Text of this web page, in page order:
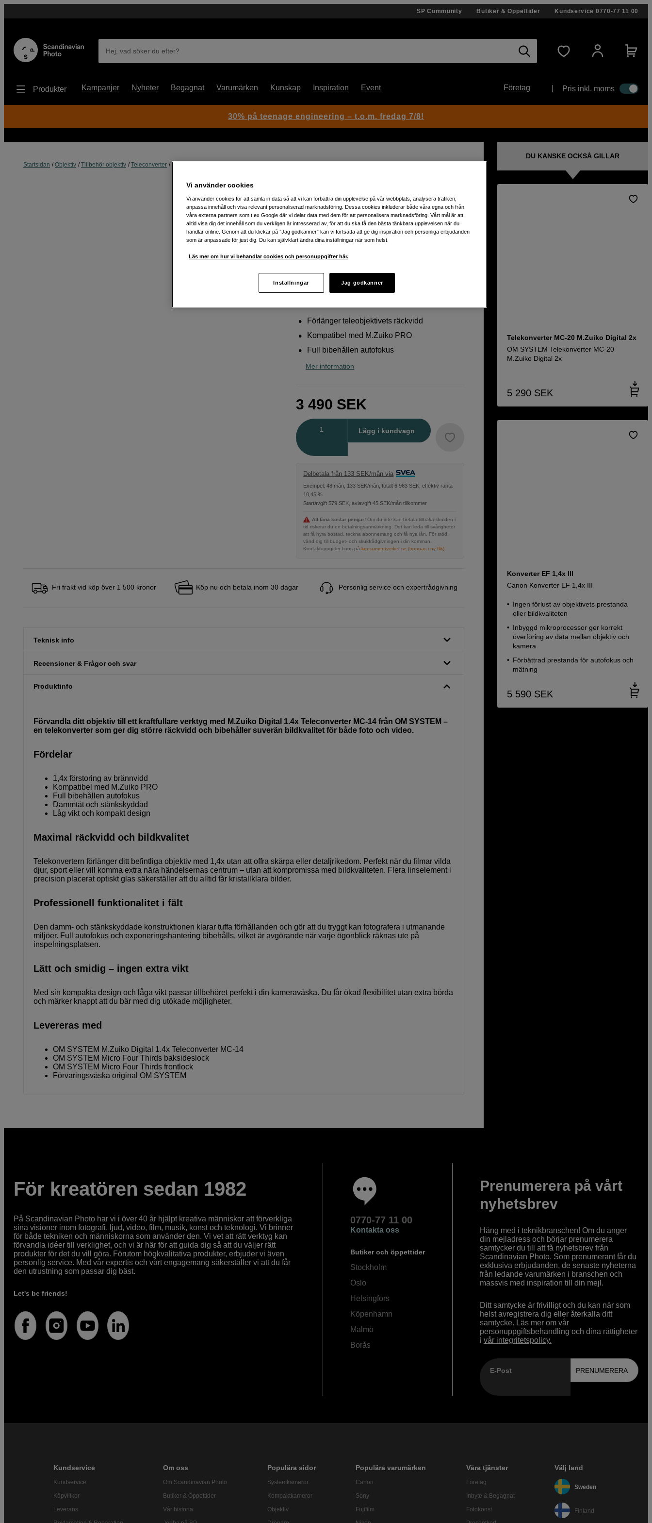
SP Community Butiker & Öppettider Kundservice 0770-77 11 00
Hej, vad söker du efter?
Produkter Kampanjer Nyheter Begagnat Varumärken Kunskap Inspiration Event Företag Pris inkl. moms
Startsidan Objektiv Tillbehör objektiv Teleconverter
Artikelnummer: 1103636
OM SYSTEM M.Zuiko Digital 1.4x Teleconverter MC-
Smidig Telekonverter till M.Zuiko
PRO
Butikslager: Visa butik
Förlänger teleobjektivets räckvidd
Kompatibel med M.Zuiko PRO
Full bibehållen autofokus
Mer information
3 490 SEK
Lägg i kundvagn
Delbetala från 133 SEK/mån via
Exempel: 48 mån, 133 SEK/mån, totalt 6 963 SEK, effektiv ränta
10,45 %
Startavgift 579 SEK, aviavgift 45 SEK/mån tillkommer
Att låna kostar pengar! Om du inte kan betala tillbaka skulden i
tid riskerar du en betalningsanmärkning. Det kan leda till svårigheter
att få hyra bostad, teckna abonnemang och få nya lån. För stöd,
vänd dig till budget- och skuldrådgivningen i din kommun.
Kontaktuppgifter finns på konsumentverket.se (öppnas i ny flik)
Fri frakt vid köp över 1 500 kronor Köp nu och betala inom 30 dagar Personlig service och expertrådgivning
Teknisk info
Recensioner & Frågor och svar
Produktinfo
Förvandla ditt objektiv till ett kraftfullare verktyg med M.Zuiko Digital 1.4x Teleconverter MC-14 från OM SYSTEM –
en telekonverter som ger dig större räckvidd och bibehåller suverän bildkvalitet för både foto och video.
Fördelar
1,4x förstoring av brännvidd
Kompatibel med M.Zuiko PRO
Full bibehållen autofokus
Dammtät och stänkskyddad
Låg vikt och kompakt design
Maximal räckvidd och bildkvalitet
Telekonvertern förlänger ditt befintliga objektiv med 1,4x utan att offra skärpa eller detaljrikedom. Perfekt när du filmar vilda
djur, sport eller vill komma extra nära händelsernas centrum – utan att kompromissa med bildkvaliteten. Flera linselement i
precision placerat optiskt glas säkerställer att du alltid får kristallklara bilder.
Professionell funktionalitet i fält
Den damm- och stänkskyddade konstruktionen klarar tuffa förhållanden och gör att du tryggt kan fotografera i utmanande
miljöer. Full autofokus och exponeringshantering bibehålls, vilket är avgörande när varje ögonblick räknas ute på
inspelningsplatsen.
Lätt och smidig – ingen extra vikt
Med sin kompakta design och låga vikt passar tillbehöret perfekt i din kameraväska. Du får ökad flexibilitet utan extra börda
och märker knappt att du bär med dig utökade möjligheter.
Levereras med
OM SYSTEM M.Zuiko Digital 1.4x Teleconverter MC-14
OM SYSTEM Micro Four Thirds baksideslock
OM SYSTEM Micro Four Thirds frontlock
Förvaringsväska original OM SYSTEM
DU KANSKE OCKSÅ GILLAR
Telekonverter MC-20 M.Zuiko Digital 2x
OM SYSTEM Telekonverter MC-20
M.Zuiko Digital 2x
5 290 SEK
Konverter EF 1,4x III
Canon Konverter EF 1,4x III
Ingen förlust av objektivets prestanda
eller bildkvaliteten
Inbyggd mikroprocessor ger korrekt
överföring av data mellan objektiv och
kamera
Förbättrad prestanda för autofokus och
mätning
5 590 SEK
För kreatören sedan 1982
På Scandinavian Photo har vi i över 40 år hjälpt kreativa människor att förverkliga
sina visioner inom fotografi, ljud, video, film, musik, konst och teknologi. Vi brinner
för både tekniken och människorna som använder den. Vi vet att rätt verktyg kan
förvandla idéer till verklighet, och vi är här för att guida dig så att du väljer rätt
produkter för det du vill göra. Förutom högkvalitativa produkter, erbjuder vi även
personlig service. Med vår expertis och vårt engagemang säkerställer vi att du får
den utrustning som passar dig bäst.
Let's be friends!
0770-77 11 00
Kontakta oss
Butiker och öppettider
Stockholm
Oslo
Helsingfors
Köpenhamn
Malmö
Borås
Prenumerera på vårt
nyhetsbrev
Häng med i teknikbranschen! Om du anger
din mejladress och börjar prenumerera
samtycker du till att få nyhetsbrev från
Scandinavian Photo. Som prenumerant får du
exklusiva erbjudanden, de senaste nyheterna
från ledande varumärken i branschen och
massvis med inspiration till din mejl.
Ditt samtycke är frivilligt och du kan när som
helst avregistrera dig eller återkalla ditt
samtycke. Läs mer om vår
personuppgiftsbehandling och dina rättigheter
i vår integritetspolicy.
E-Post PRENUMERERA
Kundservice
Kundservice
Köpvillkor
Leverans
Om oss
Om Scandinavian Photo
Butiker & Öppettider
Vår historia
Populära sidor
Systemkameror
Kompaktkameror
Objektiv
Populära varumärken
Canon
Sony
Fujifilm
Våra tjänster
Företag
Inbyte & Begagnat
Fotokonst
Välj land
Sweden
Finland
30% på teenage engineering – t.o.m. fredag 7/8!
Vi använder cookies
Vi använder cookies för att samla in data så att vi kan förbättra din upplevelse på vår webbplats, analysera trafiken,
anpassa innehåll och visa relevant personaliserad marknadsföring. Dessa cookies inkluderar både våra egna och från
våra externa partners som t.ex Google där vi delar data med dem för att personalisera marknadsföring. Vårt mål är att
alltid visa dig det innehåll som du verkligen är intresserad av, för att du ska få den bästa tänkbara upplevelsen när du
handlar online. Genom att du klickar på ”Jag godkänner” kan vi fortsätta att ge dig inspiration och personliga erbjudanden
som är anpassade för just dig. Du kan självklart ändra dina inställningar när som helst.
Läs mer om hur vi behandlar cookies och personuppgifter här.
Inställningar Jag godkänner